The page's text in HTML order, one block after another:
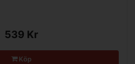
539 Kr
Köp